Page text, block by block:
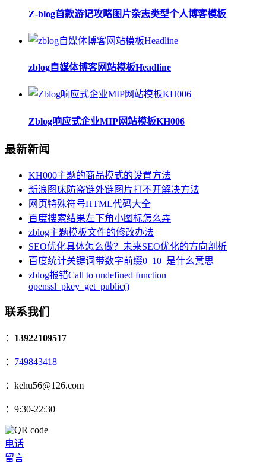
Z-blog首款游记攻略图片杂志类型个人博客模板
zblog自媒体博客网站模板Headline
Zblog响应式企业MIP网站模板KH006
最新新闻
KH000主题的商品模式的设置方法
新浪图床防盗链外链图片打不开解决方法
网页特殊符号HTML代码大全
百度搜索结果左下角小图标怎么弄
zblog主题模板文件的修改办法
SEO优化具体怎么做？未来SEO优化的方向剖析
百度统计关键词带数字前缀0_10_是什么意思
zblog报错Call to undefined function
openssl_pkey_get_public()
联系我们
： 13922109517
： 749843418
：kehu56@126.com
：9:30-22:30
电话
留言